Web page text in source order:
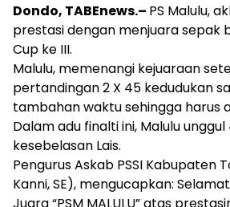
Dondo, TABEnews.– PS Malulu,
prestasi dengan menjuara sepak
Cup ke III.
Malulu, memenangi kejuaraan
pertandingan 2 X 45 kedudukan
tambahan waktu sehingga harus
Dalam adu finalti ini, Malulu
kesebelasan Lais.
Pengurus Askab PSSI Kabupaten
Kanni, SE), mengucapkan: